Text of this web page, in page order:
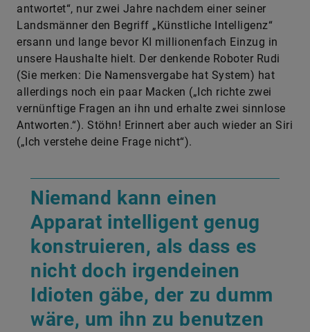
antwortet“, nur zwei Jahre nachdem einer seiner
Landsmänner den Begriff „Künstliche Intelligenz“
ersann und lange bevor KI millionenfach Einzug in
unsere Haushalte hielt. Der denkende Roboter Rudi
(Sie merken: Die Namensvergabe hat System) hat
allerdings noch ein paar Macken („Ich richte zwei
vernünftige Fragen an ihn und erhalte zwei sinnlose
Antworten.“). Stöhn! Erinnert aber auch wieder an Siri
(„Ich verstehe deine Frage nicht“).
Niemand kann einen
Apparat intelligent genug
konstruieren, als dass es
nicht doch irgendeinen
Idioten gäbe, der zu dumm
wäre, um ihn zu benutzen